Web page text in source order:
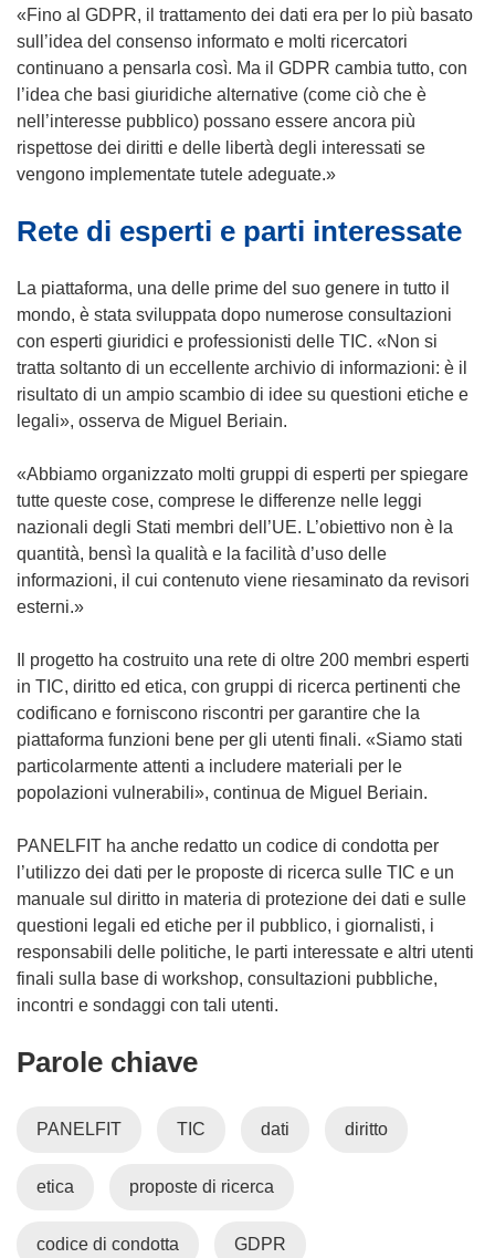
«Fino al GDPR, il trattamento dei dati era per lo più basato
sull’idea del consenso informato e molti ricercatori
continuano a pensarla così. Ma il GDPR cambia tutto, con
l’idea che basi giuridiche alternative (come ciò che è
nell’interesse pubblico) possano essere ancora più
rispettose dei diritti e delle libertà degli interessati se
vengono implementate tutele adeguate.»
Rete di esperti e parti interessate
La piattaforma, una delle prime del suo genere in tutto il
mondo, è stata sviluppata dopo numerose consultazioni
con esperti giuridici e professionisti delle TIC. «Non si
tratta soltanto di un eccellente archivio di informazioni: è il
risultato di un ampio scambio di idee su questioni etiche e
legali», osserva de Miguel Beriain.
«Abbiamo organizzato molti gruppi di esperti per spiegare
tutte queste cose, comprese le differenze nelle leggi
nazionali degli Stati membri dell’UE. L’obiettivo non è la
quantità, bensì la qualità e la facilità d’uso delle
informazioni, il cui contenuto viene riesaminato da revisori
esterni.»
Il progetto ha costruito una rete di oltre 200 membri esperti
in TIC, diritto ed etica, con gruppi di ricerca pertinenti che
codificano e forniscono riscontri per garantire che la
piattaforma funzioni bene per gli utenti finali. «Siamo stati
particolarmente attenti a includere materiali per le
popolazioni vulnerabili», continua de Miguel Beriain.
PANELFIT ha anche redatto un codice di condotta per
l’utilizzo dei dati per le proposte di ricerca sulle TIC e un
manuale sul diritto in materia di protezione dei dati e sulle
questioni legali ed etiche per il pubblico, i giornalisti, i
responsabili delle politiche, le parti interessate e altri utenti
finali sulla base di workshop, consultazioni pubbliche,
incontri e sondaggi con tali utenti.
Parole chiave
PANELFIT TIC dati diritto
etica proposte di ricerca
codice di condotta GDPR